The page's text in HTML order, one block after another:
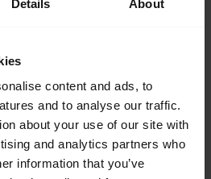
Details About
content and ads, to
and to analyse our traffic.
about your use of our site with
and analytics partners who
information that you’ve
ventilation ne
de panne et
ABEGG RH35C-
pas, signale une